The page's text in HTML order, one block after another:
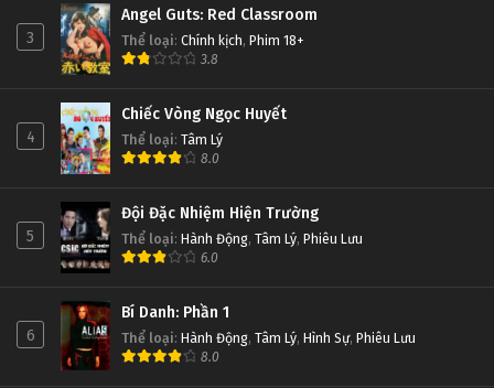
3
Angel Guts: Red Classroom
Thể loại: Chính kịch, Phim 18+
3.8
4
Chiếc Vòng Ngọc Huyết
Thể loại: Tâm Lý
8.0
5
Đội Đặc Nhiệm Hiện Trường
Thể loại: Hành Động, Tâm Lý, Phiêu Lưu
6.0
6
Bí Danh: Phần 1
Thể loại: Hành Động, Tâm Lý, Hình Sự, Phiêu Lưu
8.0